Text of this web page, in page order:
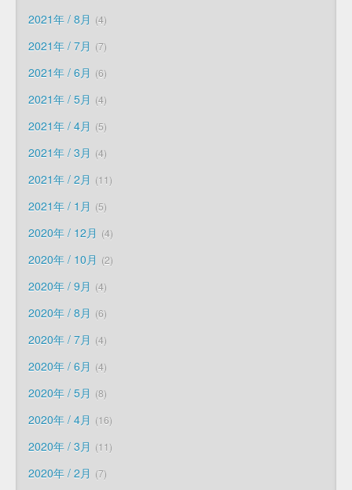
2021年 / 8月 4
2021年 / 7月 7
2021年 / 6月 6
2021年 / 5月 4
2021年 / 4月 5
2021年 / 3月 4
2021年 / 2月 11
2021年 / 1月 5
2020年 / 12月 4
2020年 / 10月 2
2020年 / 9月 4
2020年 / 8月 6
2020年 / 7月 4
2020年 / 6月 4
2020年 / 5月 8
2020年 / 4月 16
2020年 / 3月 11
2020年 / 2月 7